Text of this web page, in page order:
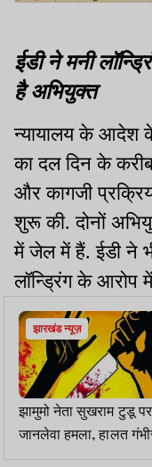
ईडी ने मनी
है अभियुक्त
न्यायालय के आदेश
का दल दिन के
और कागजी
शुरू की. दोनों
में जेल में हैं. ईडी ने
लॉन्ड्रिंग के आरोप
झारखंड न्यूज़
झामुमो नेता सुखराम टुडू पर
जानलेवा हमला, हालत